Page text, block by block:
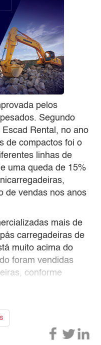
pelos
Segundo
Rental, no ano
de compactos foi o
linhas de
uma queda de 15%
de vendas nos anos
mais de
carregadeiras de
muito acima do
foram vendidas
conforme